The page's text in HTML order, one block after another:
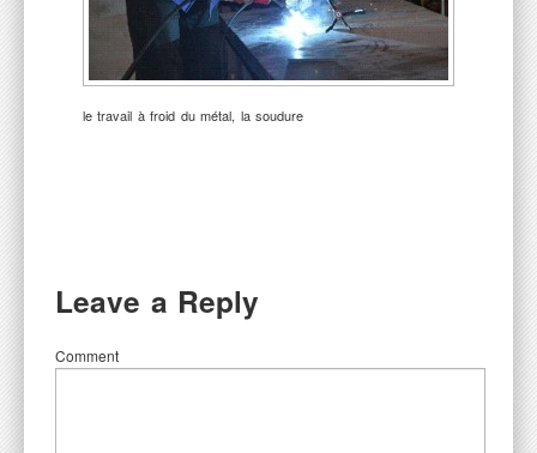
le travail à froid du métal, la soudure
Leave a Reply
Comment